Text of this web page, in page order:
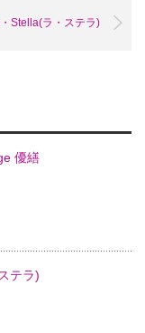
・Stella(ラ・ステラ)
優繕
テラ)